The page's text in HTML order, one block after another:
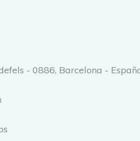
- 0886, Barcelona -